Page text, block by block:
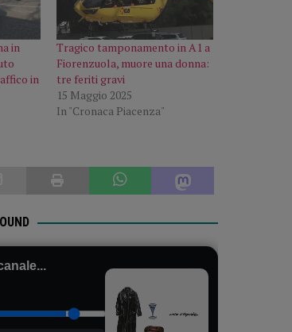
in
in
Tragico tamponamento in A1 a
Fiorenzuola, muore una donna:
tre feriti gravi
15 Maggio 2025
In "Cronaca Piacenza"